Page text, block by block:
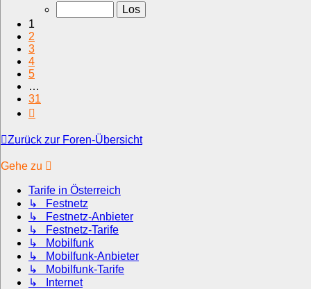
31
1
2
3
4
5
…
31
Zurück zur Foren-Übersicht
Gehe zu
Tarife in Österreich
↳ Festnetz
↳ Festnetz-Anbieter
↳ Festnetz-Tarife
↳ Mobilfunk
↳ Mobilfunk-Anbieter
↳ Mobilfunk-Tarife
↳ Internet